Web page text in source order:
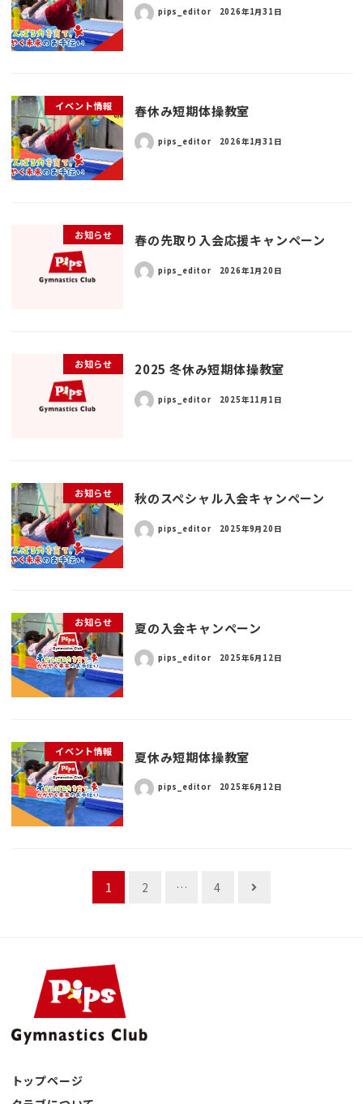
pips_editor 2026年1月31日
イベント情報 春休み短期体操教室
pips_editor 2026年1月31日
お知らせ 春の先取り入会応援キャンペーン
pips_editor 2026年1月20日
お知らせ 2025 冬休み短期体操教室
pips_editor 2025年11月1日
お知らせ 秋のスペシャル入会キャンペーン
pips_editor 2025年9月20日
お知らせ 夏の入会キャンペーン
pips_editor 2025年6月12日
イベント情報 夏休み短期体操教室
pips_editor 2025年6月12日
ゲ
シ
1 2 … 4
トップページ